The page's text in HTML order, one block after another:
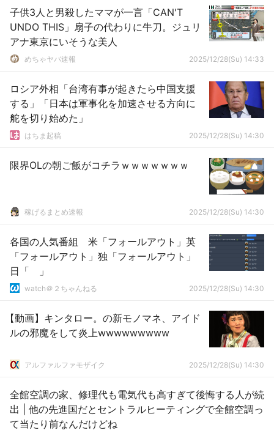
子供3人と男殺したママが一言「CAN'T
UNDO THIS」扇子の代わりに牛刀。ジュリ
アナ東京にいそうな美人
めちゃヤバ速報 2025/12/28(Su) 14:33
ロシア外相「台湾有事が起きたら中国支援
する」「日本は軍事化を加速させる方向に
舵を切り始めた」
はちま起稿 2025/12/28(Su) 14:30
限界OLの朝ご飯がコチラｗｗｗｗｗｗｗ
稼げるまとめ速報 2025/12/28(Su) 14:30
各国の人気番組 米「フォールアウト」英
「フォールアウト」独「フォールアウト」
日「 」
watch＠２ちゃんねる 2025/12/28(Su) 14:30
【動画】キンタロー。の新モノマネ、アイド
ルの邪魔をして炎上wwwwwwwww
アルファルファモザイク 2025/12/28(Su) 14:30
全館空調の家、修理代も電気代も高すぎて後悔する人が続
出 | 他の先進国だとセントラルヒーティングで全館空調っ
て当たり前なんだけどね